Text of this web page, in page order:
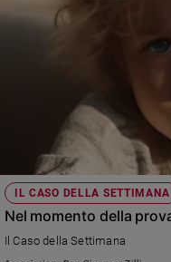
IL CASO DELLA SETTIMANA
Nel momento della
Il Caso della Settimana